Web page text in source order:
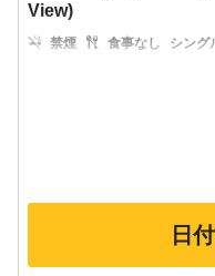
View)
禁煙 食事なし
シング
日